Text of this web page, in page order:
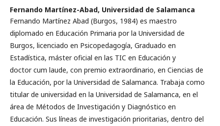
Fernando Martínez-Abad, Universidad de Salamanca
Fernando Martínez Abad (Burgos, 1984) es maestro
diplomado en Educación Primaria por la Universidad de
Burgos, licenciado en Psicopedagogía, Graduado en
Estadística, máster oficial en las TIC en Educación y
doctor cum laude, con premio extraordinario, en Ciencias de
la Educación, por la Universidad de Salamanca. Trabaja como
titular de universidad en la Universidad de Salamanca, en el
área de Métodos de Investigación y Diagnóstico en
Educación. Sus líneas de investigación prioritarias, dentro del